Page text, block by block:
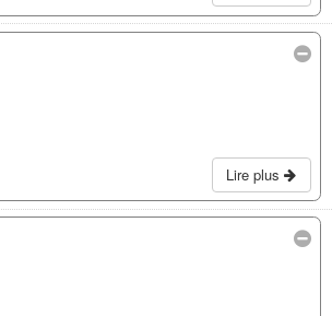
Lire plus